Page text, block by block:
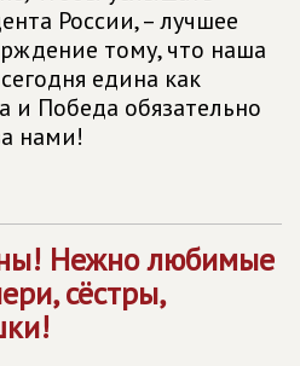
России, – лучшее
тому, что наша
едина как
и Победа обязательно
нами!
Нежно любимые
сёстры,